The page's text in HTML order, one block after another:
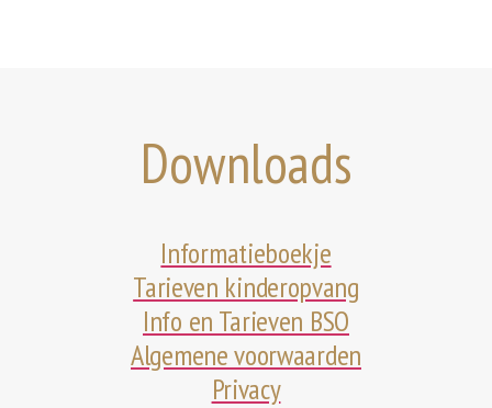
Downloads
Informatieboekje
Tarieven kinderopvang
Info en Tarieven BSO
Algemene voorwaarden
Privacy